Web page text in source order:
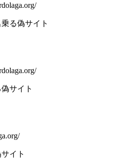
る偽サイト
サイト
イト